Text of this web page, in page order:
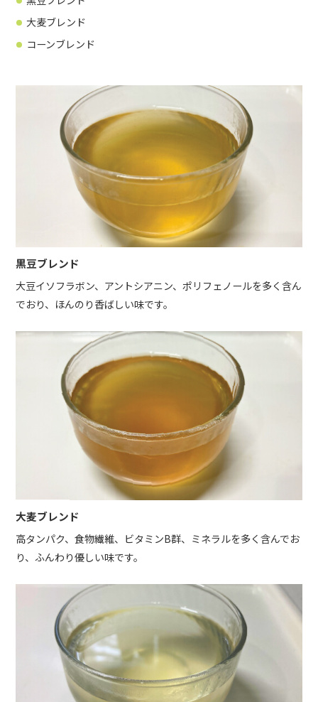
大麦ブレンド
コーンブレンド
黒豆ブレンド
大豆イソフラボン、アントシアニン、ポリフェノールを多く含ん
でおり、ほんのり香ばしい味です。
大麦ブレンド
高タンパク、食物繊維、ビタミンB群、ミネラルを多く含んでお
り、ふんわり優しい味です。